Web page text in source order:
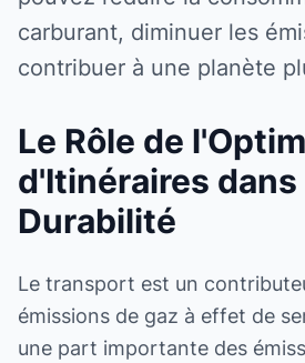
carburant, diminuer les
contribuer à une planète
Le Rôle de
d'Itinéraires dans
Durabilité
Le transport est un
émissions de gaz à effet de
une part importante des